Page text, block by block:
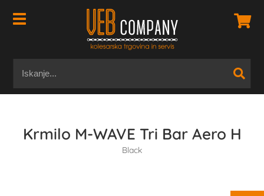
Krmilo M-WAVE Tri Bar Aero H
Black